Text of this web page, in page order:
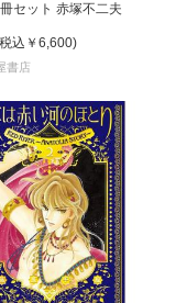
セット 赤塚不二夫
込 ￥6,600)
書店